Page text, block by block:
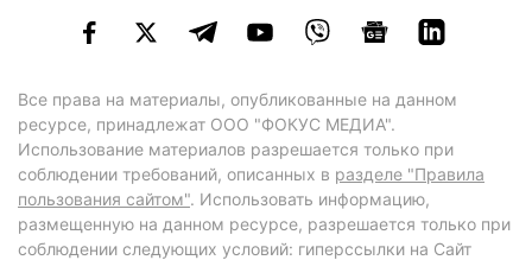
Все права на материалы, опубликованные на данном
ресурсе, принадлежат ООО "ФОКУС МЕДИА".
Использование материалов разрешается только при
соблюдении требований, описанных в разделе "Правила
пользования сайтом". Использовать информацию,
размещенную на данном ресурсе, разрешается только при
соблюдении следующих условий: гиперссылки на Сайт